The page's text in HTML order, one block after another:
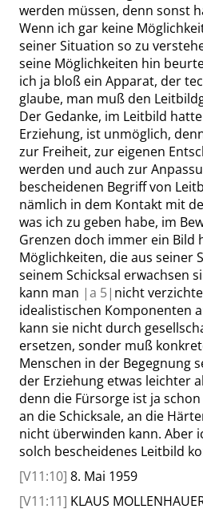
werden müssen, denn sonst
Wenn ich gar keine
seiner Situation so zu
seine Möglichkeiten hin
ich ja bloß ein Apparat, der
glaube, man muß den
Der Gedanke, im Leitbild
Erziehung, ist unmöglich,
zur Freiheit, zur eigenen
werden und auch zur
bescheidenen Begriff von
nämlich in dem Kontakt mit
was ich zu geben habe, im
Grenzen doch immer ein Bild
Möglichkeiten, die aus seiner
seinem Schicksal erwachsen
kann man |a 5| nicht
idealistischen Komponenten
kann sie nicht durch
ersetzen, sonder muß
Menschen in der Begegnung
der Erziehung etwas leichter
denn die Fürsorge ist ja
an die Schicksale, an die
nicht überwinden kann. Aber
solch bescheidenes Leitbild
[V11:10] 8. Mai 1959
[V11:11] KLAUS